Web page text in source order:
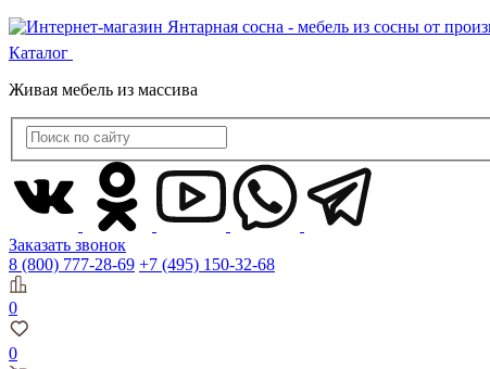
Каталог
Живая мебель из массива
Заказать звонок
8 (800) 777-28-69 +7 (495) 150-32-68
0
0